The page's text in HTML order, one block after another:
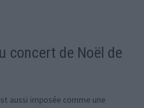
concert de Noël de
aussi imposée comme une